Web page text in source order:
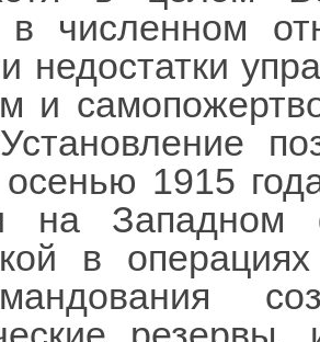
в численном
недостатки
и
осенью 1915
на Западном
в